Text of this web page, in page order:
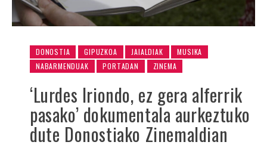
DONOSTIA GIPUZKOA JAIALDIAK
MUSIKA
NABARMENDUAK
PORTADAN ZINEMA
‘Lurdes Iriondo, ez gera alferrik
pasako’ dokumentala aurkeztuko
dute Donostiako Zinemaldian